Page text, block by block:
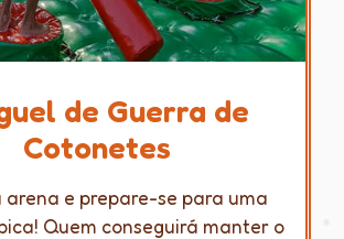
de Guerra de
Cotonetes
arena e prepare-se para uma
Quem conseguirá manter o